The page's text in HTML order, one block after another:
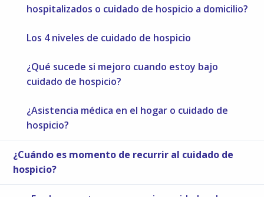
hospitalizados o cuidado de hospicio a domicilio?
Los 4 niveles de cuidado de hospicio
¿Qué sucede si mejoro cuando estoy bajo
cuidado de hospicio?
¿Asistencia médica en el hogar o cuidado de
hospicio?
¿Cuándo es momento de recurrir al cuidado de
hospicio?